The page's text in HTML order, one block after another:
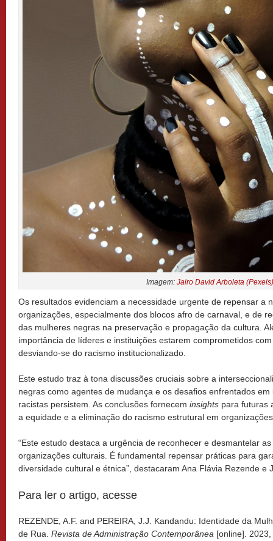
Imagem: Jairo David Arboleta (Pexels)
Os resultados evidenciam a necessidade urgente de repensar a
organizações, especialmente dos blocos afro de carnaval, e de
das mulheres negras na preservação e propagação da cultura.
importância de líderes e instituições estarem comprometidos
desviando-se do racismo institucionalizado.
Este estudo traz à tona discussões cruciais sobre a
negras como agentes de mudança e os desafios enfrentados
racistas persistem. As conclusões fornecem insights para futuras
a equidade e a eliminação do racismo estrutural em
“Este estudo destaca a urgência de reconhecer e desmantelar
organizações culturais. É fundamental repensar práticas para
diversidade cultural e étnica”, destacaram Ana Flávia Rezende e
Para ler o artigo, acesse
REZENDE, A.F. and PEREIRA, J.J. Kandandu: Identidade da
de Rua. Revista de Administração Contemporânea [online].